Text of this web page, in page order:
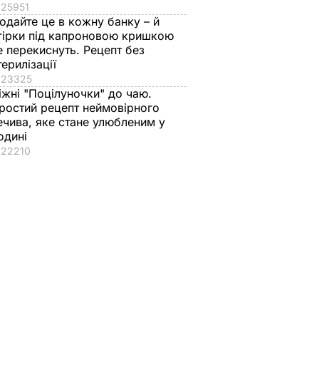
25951
це в кожну банку – й
під капроновою кришкою
перекиснуть. Рецепт без
23325
"Поцілуночки" до чаю.
рецепт неймовірного
яке стане улюбленим у
22210